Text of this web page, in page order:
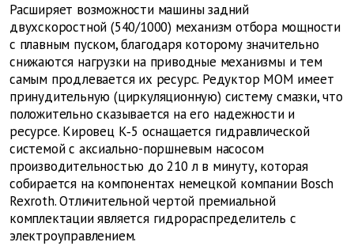
Расширяет возможности машины задний
двухскоростной (540/1000) механизм отбора мощности
с плавным пуском, благодаря которому значительно
снижаются нагрузки на приводные механизмы и тем
самым продлевается их ресурс. Редуктор МОМ имеет
принудительную (циркуляционную) систему смазки, что
положительно сказывается на его надежности и
ресурсе. Кировец К‑5 оснащается гидравлической
системой с аксиально-поршневым насосом
производительностью до 210 л в минуту, которая
собирается на компонентах немецкой компании Bosch
Rexroth. Отличительной чертой премиальной
комплектации является гидрораспределитель с
электроуправлением.